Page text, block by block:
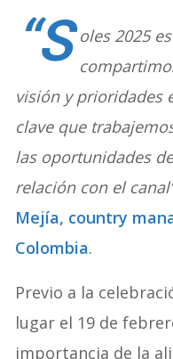
“S oles 2025
visión y prioridades
clave que
las oportunidades
relación con el
Mejía, country
Colombia.
Previo a la
lugar el 19 de
importancia de la